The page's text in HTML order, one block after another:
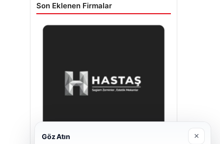
Son Eklenen Firmalar
Göz Atın ×